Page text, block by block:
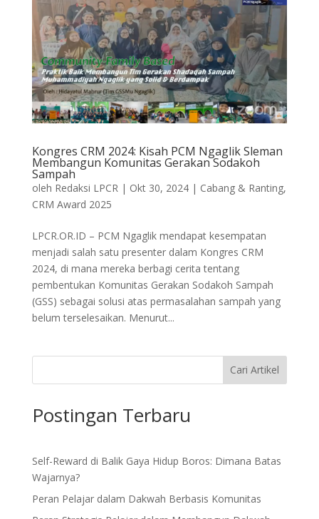
Kongres CRM 2024: Kisah PCM Ngaglik Sleman
Membangun Komunitas Gerakan Sodakoh
Sampah
oleh Redaksi LPCR | Okt 30, 2024| Cabang & Ranting,
CRM Award 2025
LPCR.OR.ID – PCM Ngaglik mendapat kesempatan
menjadi salah satu presenter dalam Kongres CRM
2024, di mana mereka berbagi cerita tentang
pembentukan Komunitas Gerakan Sodakoh Sampah
(GSS) sebagai solusi atas permasalahan sampah yang
belum terselesaikan. Menurut...
Cari Artikel
Postingan Terbaru
Self-Reward di Balik Gaya Hidup Boros: Dimana Batas
Wajarnya?
Peran Pelajar dalam Dakwah Berbasis Komunitas